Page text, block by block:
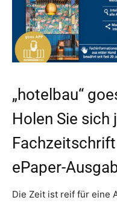
„hotelbau“
Holen Sie sich
ePaper-
Die Zeit ist reif für eine